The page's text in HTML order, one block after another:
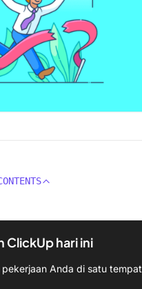
ClickUp hari ini
pekerjaan Anda di satu tempat